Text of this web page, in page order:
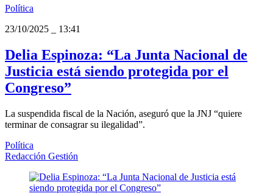
Política
23/10/2025
13:41
Delia Espinoza: “La Junta Nacional de
Justicia está siendo protegida por el
Congreso”
La suspendida fiscal de la Nación, aseguró que la JNJ “quiere
terminar de consagrar su ilegalidad”.
Política
Redacción Gestión